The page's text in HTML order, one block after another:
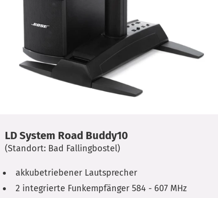
LD System Road Buddy10
(Standort: Bad Fallingbostel)
akkubetriebener Lautsprecher
2 integrierte Funkempfänger 584 - 607 MHz